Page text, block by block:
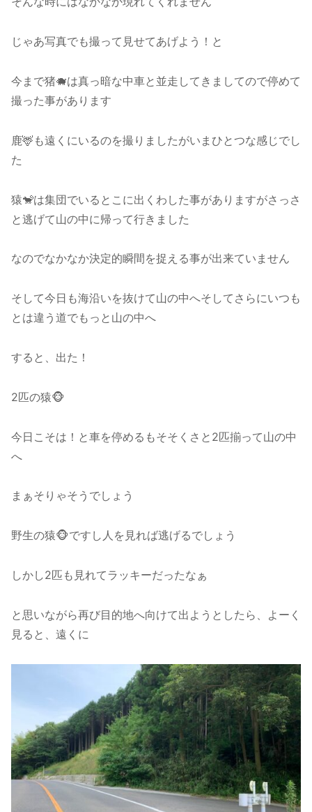
じゃあ写真でも撮って見せてあげよう！と
今まで猪🐗は真っ暗な中車と並走してきましてので停めて
撮った事があります
鹿🦌も遠くにいるのを撮りましたがいまひとつな感じでし
た
猿🐒は集団でいるとこに出くわした事がありますがさっさ
と逃げて山の中に帰って行きました
なのでなかなか決定的瞬間を捉える事が出来ていません
そして今日も海沿いを抜けて山の中へそしてさらにいつも
とは違う道でもっと山の中へ
すると、出た！
2匹の猿🐵
今日こそは！と車を停めるもそそくさと2匹揃って山の中
へ
まぁそりゃそうでしょう
野生の猿🐵ですし人を見れば逃げるでしょう
しかし2匹も見れてラッキーだったなぁ
と思いながら再び目的地へ向けて出ようとしたら、よーく
見ると、遠くに